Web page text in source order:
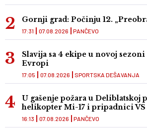
Gornji grad: Počinju 12.
PANČEVO
17:31 07.08.2026
Slavija sa 4 ekipe u novoj
Evropi
SPORTSKA DEŠAVANJA
17:05 07.08.2026
U gašenje požara u Deliblatskoj
helikopter Mi-17 i pripadnici VS
PANČEVO
16:13 07.08.2026